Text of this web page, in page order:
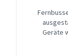
Geräte